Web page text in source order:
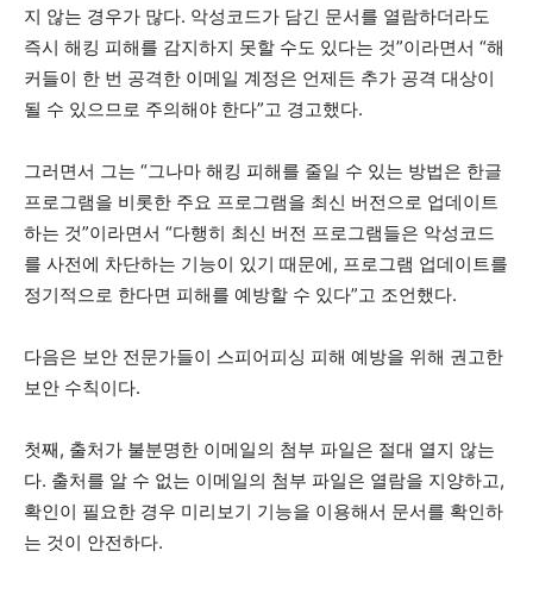
지 않는 경우가 많다. 악성코드가 담긴 문서를 열람하더라도
즉시 해킹 피해를 감지하지 못할 수도 있다는 것”이라면서 “해
커들이 한 번 공격한 이메일 계정은 언제든 추가 공격 대상이
될 수 있으므로 주의해야 한다”고 경고했다.
그러면서 그는 “그나마 해킹 피해를 줄일 수 있는 방법은 한글
프로그램을 비롯한 주요 프로그램을 최신 버전으로 업데이트
하는 것”이라면서 “다행히 최신 버전 프로그램들은 악성코드
를 사전에 차단하는 기능이 있기 때문에, 프로그램 업데이트를
정기적으로 한다면 피해를 예방할 수 있다”고 조언했다.
다음은 보안 전문가들이 스피어피싱 피해 예방을 위해 권고한
보안 수칙이다.
첫째, 출처가 불분명한 이메일의 첨부 파일은 절대 열지 않는
다. 출처를 알 수 없는 이메일의 첨부 파일은 열람을 지양하고,
확인이 필요한 경우 미리보기 기능을 이용해서 문서를 확인하
는 것이 안전하다.